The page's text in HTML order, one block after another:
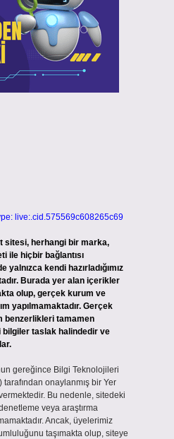
live:.cid.575569c608265c69
sitesi, herhangi bir marka,
ile hiçbir bağlantısı
yalnızca kendi hazırladığımız
Burada yer alan içerikler
olup, gerçek kurum ve
yapılmamaktadır. Gerçek
benzerlikleri tamamen
taslak halindedir ve
gereğince Bilgi Teknolojileri
onaylanmış bir Yer
Bu nedenle, sitedeki
veya araştırma
Ancak, üyelerimiz
taşımakta olup, siteye